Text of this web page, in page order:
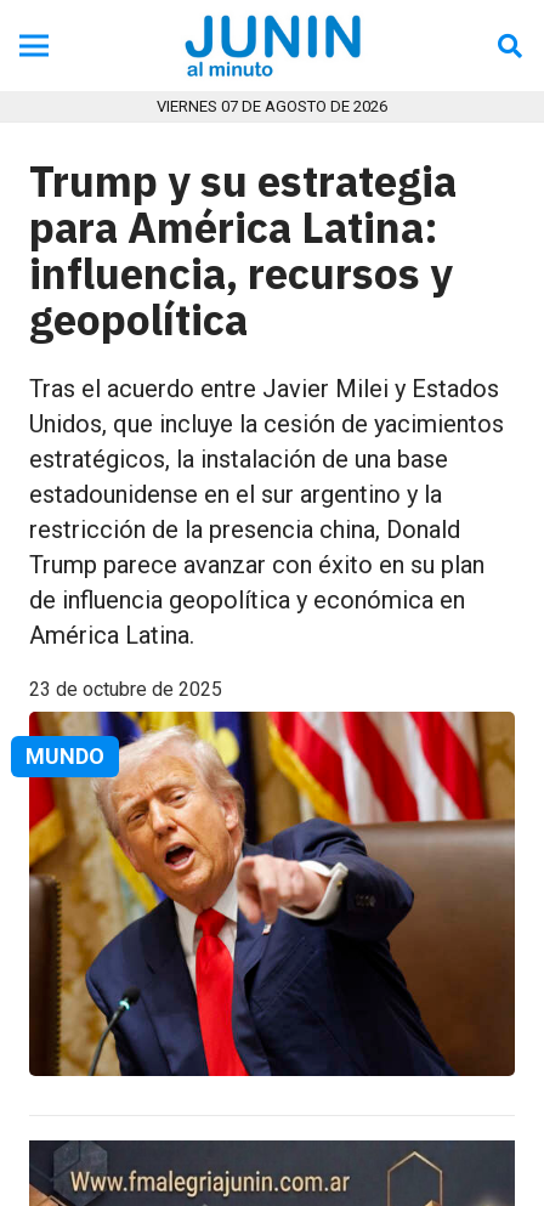
VIERNES 07 DE AGOSTO DE 2026
Trump y su estrategia
para América Latina:
influencia, recursos y
geopolítica
Tras el acuerdo entre Javier Milei y Estados
Unidos, que incluye la cesión de yacimientos
estratégicos, la instalación de una base
estadounidense en el sur argentino y la
restricción de la presencia china, Donald
Trump parece avanzar con éxito en su plan
de influencia geopolítica y económica en
América Latina.
23 de octubre de 2025
MUNDO